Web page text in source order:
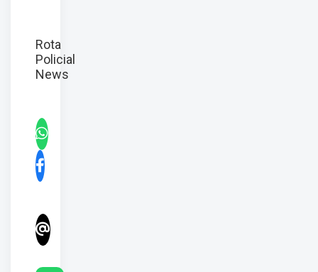
Rota
Policial
News